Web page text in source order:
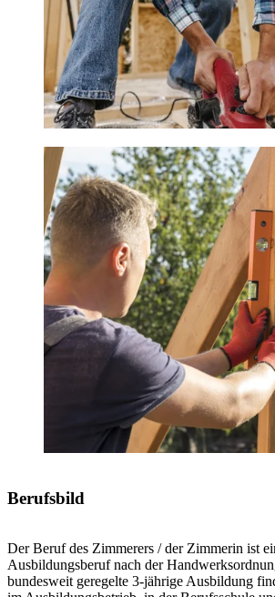
Berufsbild
Der Beruf des Zimmerers / der Zimmerin ist
Ausbildungsberuf nach der
bundesweit geregelte 3-jährige Ausbildung